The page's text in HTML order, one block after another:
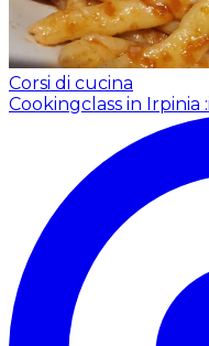
Corsi di cucina
Cookingclass in Irpinia